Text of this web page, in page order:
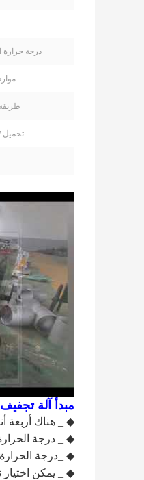
درجة حرارة
تحميل Capcity:
مبدأ آلة تجفيف
◆ _ هناك أربعة
◆ _ درجة الحرارة
◆ _درجة الحرارة
◆ _ يمكن اختيار